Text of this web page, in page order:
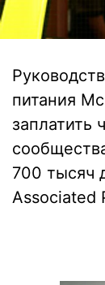
питания
заплатить
700 тысяч
Associated